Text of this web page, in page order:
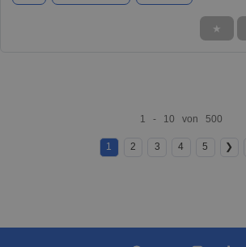
★
1 - 10 von 500
1 2 3 4 5 ❯